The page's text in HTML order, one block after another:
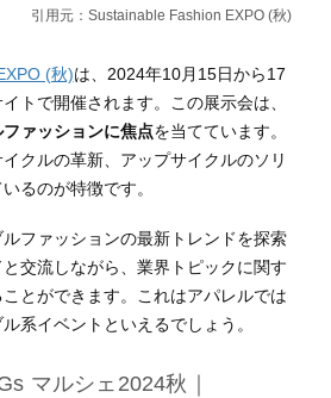
引用元：Sustainable Fashion EXPO (秋)
(秋)は、2024年10月15日から17
トで開催されます。この展示会は、
ァッションに焦点を当てています。
クルの革新、アップサイクルのソリ
るのが特徴です。
ファッションの最新トレンドを探索
交流しながら、業界トピックに関す
とができます。これはアパレルでは
系イベントといえるでしょう。
マルシェ2024秋｜